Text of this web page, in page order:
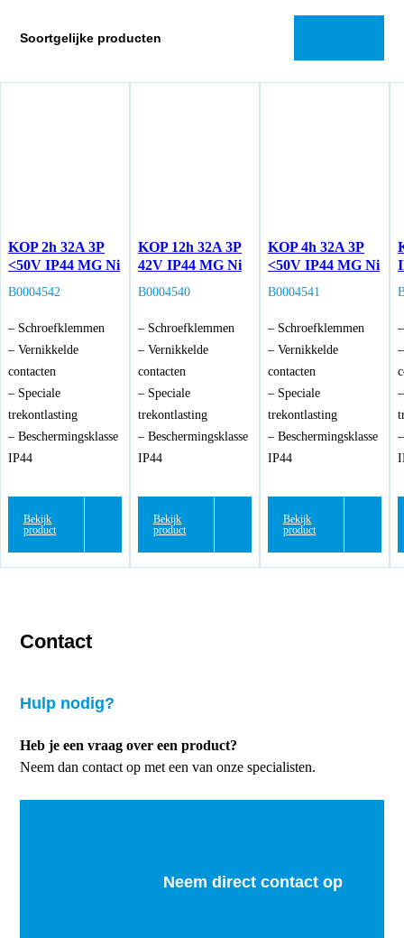
Soortgelijke producten
KOP 2h 32A 3P
<50V IP44 MG Ni
B0004542
– Schroefklemmen
– Vernikkelde
contacten
– Speciale
trekontlasting
– Beschermingsklasse
IP44
Bekijk
product
KOP 12h 32A 3P
42V IP44 MG Ni
B0004540
– Schroefklemmen
– Vernikkelde
contacten
– Speciale
trekontlasting
– Beschermingsklasse
IP44
Bekijk
product
KOP 4h 32A 3P
<50V IP44 MG Ni
B0004541
– Schroefklemmen
– Vernikkelde
contacten
– Speciale
trekontlasting
– Beschermingsklasse
IP44
Bekijk
product
Contact
Hulp nodig?
Heb je een vraag over een product?
Neem dan contact op met een van onze specialisten.
Neem direct contact op